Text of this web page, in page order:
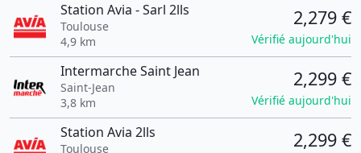
Station Avia - Sarl 2lls
Toulouse
4,9 km
2,279 €
Vérifié aujourd'hui
Intermarche Saint Jean
Saint-Jean
3,8 km
2,299 €
Vérifié aujourd'hui
Station Avia 2lls
Toulouse
2,299 €